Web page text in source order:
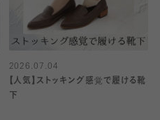
2026.07.04
【人気】ストッキング感覚で履ける靴
下